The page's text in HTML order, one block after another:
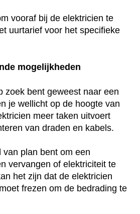
vooraf bij de elektricien te
uurtarief voor het specifieke
mogelijkheden
zoek bent geweest naar een
je wellicht op de hoogte van
meer taken uitvoert
van draden en kabels.
plan bent om een
vervangen of elektriciteit te
het zijn dat de elektricien
frezen om de bedrading te